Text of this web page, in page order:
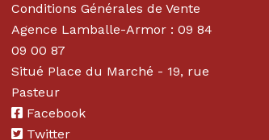
Conditions Générales de Vente
Agence Lamballe-Armor : 09 84
09 00 87
Situé Place du Marché - 19, rue
Pasteur
Facebook
Twitter